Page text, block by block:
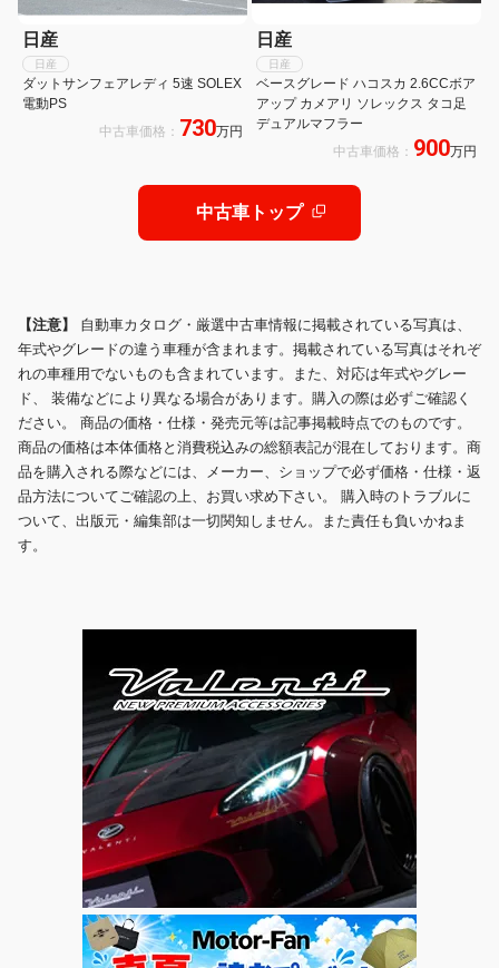
日産
日産
ダットサンフェアレディ 5速 SOLEX
電動PS
中古車価格： 730万円
日産
日産
ベースグレード ハコスカ 2.6CCボア
アップ カメアリ ソレックス タコ足
デュアルマフラー
中古車価格： 900万円
中古車トップ
【注意】 自動車カタログ・厳選中古車情報に掲載されている写真は、
年式やグレードの違う車種が含まれます。掲載されている写真はそれぞ
れの車種用でないものも含まれています。また、対応は年式やグレー
ド、 装備などにより異なる場合があります。購入の際は必ずご確認く
ださい。 商品の価格・仕様・発売元等は記事掲載時点でのものです。
商品の価格は本体価格と消費税込みの総額表記が混在しております。商
品を購入される際などには、メーカー、ショップで必ず価格・仕様・返
品方法についてご確認の上、お買い求め下さい。 購入時のトラブルに
ついて、出版元・編集部は一切関知しません。また責任も負いかねま
す。